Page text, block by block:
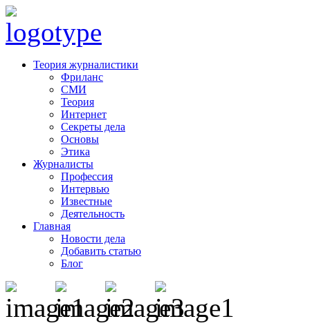
Теория журналистики
Фриланс
СМИ
Теория
Интернет
Секреты дела
Основы
Этика
Журналисты
Профессия
Интервью
Известные
Деятельность
Главная
Новости дела
Добавить статью
Блог